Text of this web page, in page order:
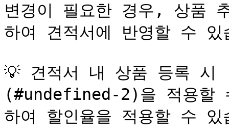
변경이 필요한 경우, 상품
하여 견적서에 반영할 수 있
💡 견적서 내 상품 등록 시
(#undefined-2)을 적용할
하여 할인율을 적용할 수 있